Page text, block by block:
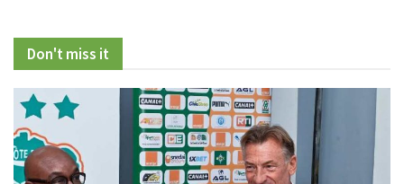
Don't miss it